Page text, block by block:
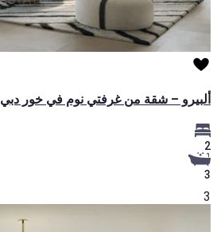
ألبيرو – شقة من غرفتي نوم في خور دبي
2
3
3